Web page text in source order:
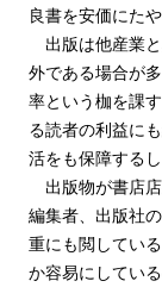
良書を安価にた
出版は他産業
外である場合が
率という枷を課
る読者の利益に
活をも保障する
出版物が書店店
編集者、出版社
重にも閲してい
か容易にしている